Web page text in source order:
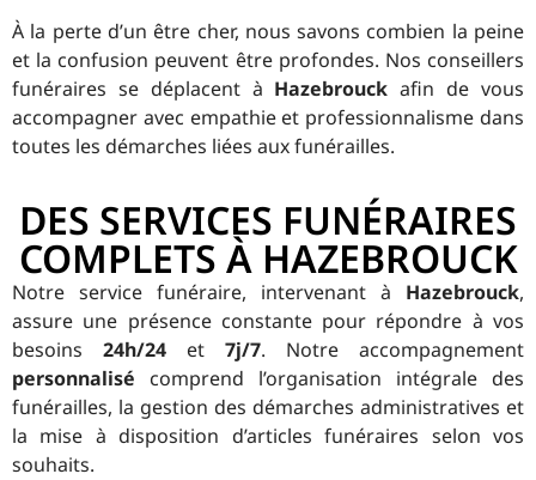
À la perte d’un être cher, nous savons combien la peine
et la confusion peuvent être profondes. Nos conseillers
funéraires se déplacent à Hazebrouck afin de vous
accompagner avec empathie et professionnalisme dans
toutes les démarches liées aux funérailles.
DES SERVICES FUNÉRAIRES
COMPLETS À HAZEBROUCK
Notre service funéraire, intervenant à Hazebrouck,
assure une présence constante pour répondre à vos
besoins 24h/24 et 7j/7. Notre accompagnement
personnalisé comprend l’organisation intégrale des
funérailles, la gestion des démarches administratives et
la mise à disposition d’articles funéraires selon vos
souhaits.